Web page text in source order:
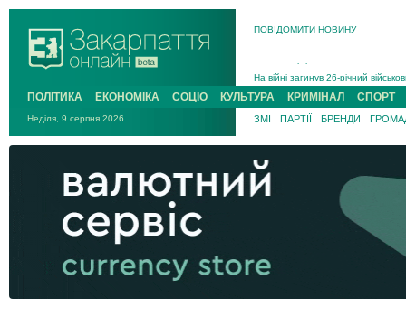
ПОВІДОМИТИ НОВИНУ
Підтвердили загибель
ПОЛІТИКА ЕКОНОМІКА СОЦІО КУЛЬТУРА КРИМІНАЛ СПОРТ
Неділя, 9 серпня 2026 ЗМІ ПАРТІЇ БРЕНДИ